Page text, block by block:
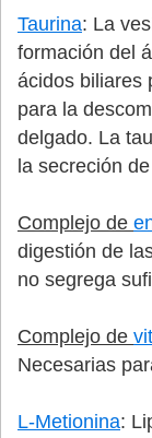
Taurina: La
formación del
ácidos biliares
para la
delgado. La
la secreción
Complejo de
digestión de
no segrega
Complejo de
Necesarias
L-Metionina: